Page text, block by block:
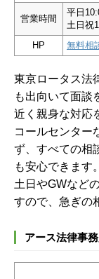
営業時間
平日
土日祝
HP
無料相
東京ロータス法
も出向いて面談
近く親身な対応
コールセンター
ず、すべての相
も安心できます。
土日やGWなど
すので、急ぎの
アース法律事